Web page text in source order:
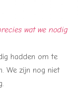
wat we nodig
hadden om te
We zijn nog niet